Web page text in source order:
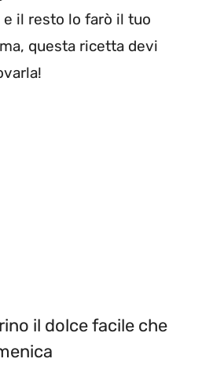
e il resto lo farò il tuo
questa ricetta devi
il dolce facile che